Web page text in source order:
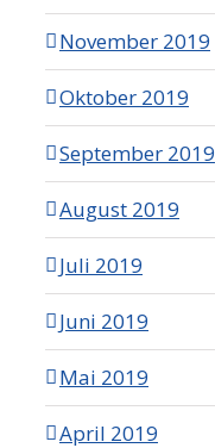
November 2019
Oktober 2019
September 2019
August 2019
Juli 2019
Juni 2019
Mai 2019
April 2019